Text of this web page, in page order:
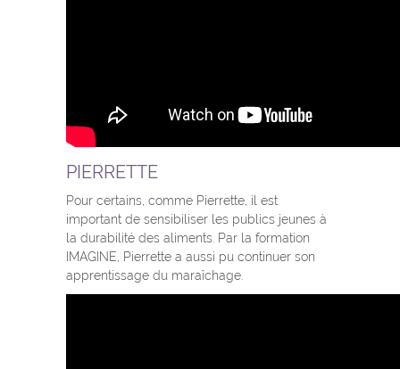
PIERRETTE
Pour certains, comme Pierrette, il est
important de sensibiliser les publics jeunes à
la durabilité des aliments. Par la formation
IMAGINE, Pierrette a aussi pu continuer son
apprentissage du maraîchage.